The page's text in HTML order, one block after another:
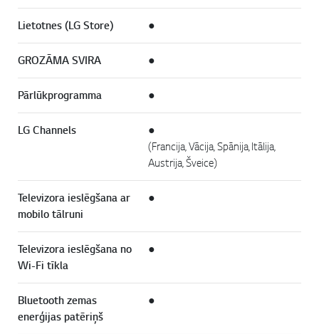
Lietotnes (LG Store) ●
GROZĀMA SVIRA ●
Pārlūkprogramma ●
LG Channels
●
(Francija, Vācija, Spānija, Itālija,
Austrija, Šveice)
Televizora ieslēgšana ar
mobilo tālruni
●
Televizora ieslēgšana no
Wi-Fi tīkla
●
Bluetooth zemas
enerģijas patēriņš
●